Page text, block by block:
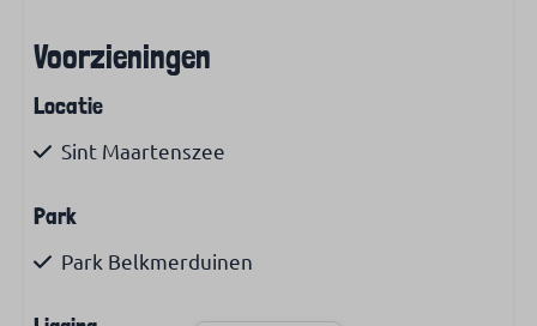
Voorzieningen
Locatie
Sint Maartenszee
Park
Park Belkmerduinen